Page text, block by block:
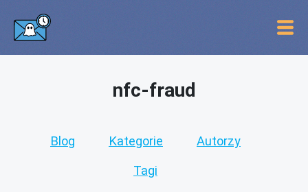
nfc-fraud
Blog Kategorie Autorzy
Tagi